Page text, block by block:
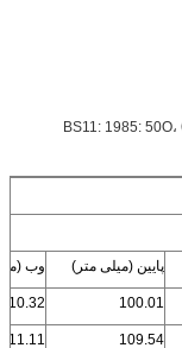
پایین (میلی متر) وب
100.01
10.32
109.54
11.11